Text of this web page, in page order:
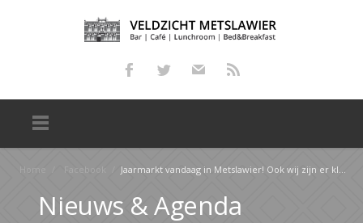
Home Facebook Jaarmarkt vandaag in Metslawier! Ook wij zijn er klaar voor bij Café Veldzicht. Met lekkere zelfge…
Nieuws & Agenda